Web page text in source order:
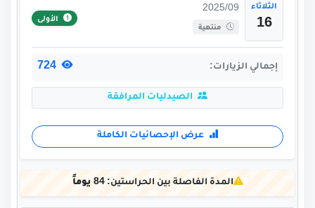
الثلاثاء
16
2025/09
منتهية
الأولى
إجمالي الزيارات:
الصيدليات المرافقة
عرض الإحصائيات الكاملة
المدة الفاصلة بين الحراستين:84 يوماً